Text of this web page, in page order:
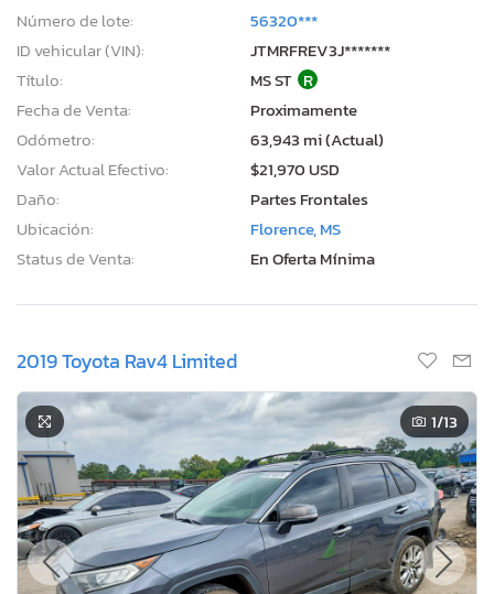
Número de lote:
56320***
ID vehicular (VIN):
JTMRFREV3J*******
Título:
MS ST R
Fecha de Venta:
Proximamente
Odómetro:
63,943 mi (Actual)
Valor Actual Efectivo:
$21,970 USD
Daño:
Partes Frontales
Ubicación:
Florence, MS
Status de Venta:
En Oferta Mínima
2019 Toyota Rav4 Limited
1/13